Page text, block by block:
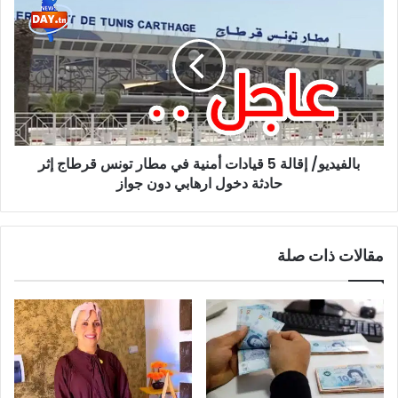
قيادات
أمنية
في
مطار
تونس
قرطاج
جواز
بالفيديو/ إقالة 5 قيادات أمنية في مطار تونس قرطاج إثر
حادثة دخول ارهابي دون جواز
مقالات ذات صلة